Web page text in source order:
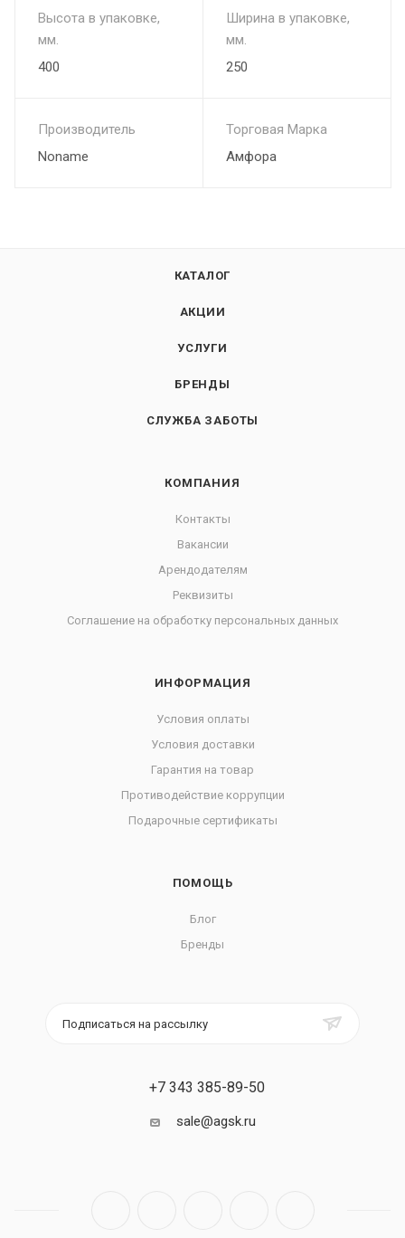
Высота в упаковке,
мм.
400
Ширина в упаковке,
мм.
250
Производитель
Noname
Торговая Марка
Амфора
КАТАЛОГ
АКЦИИ
УСЛУГИ
БРЕНДЫ
СЛУЖБА ЗАБОТЫ
КОМПАНИЯ
Контакты
Вакансии
Арендодателям
Реквизиты
Соглашение на обработку персональных данных
ИНФОРМАЦИЯ
Условия оплаты
Условия доставки
Гарантия на товар
Противодействие коррупции
Подарочные сертификаты
ПОМОЩЬ
Блог
Бренды
Подписаться на рассылку
+7 343 385-89-50
sale@agsk.ru